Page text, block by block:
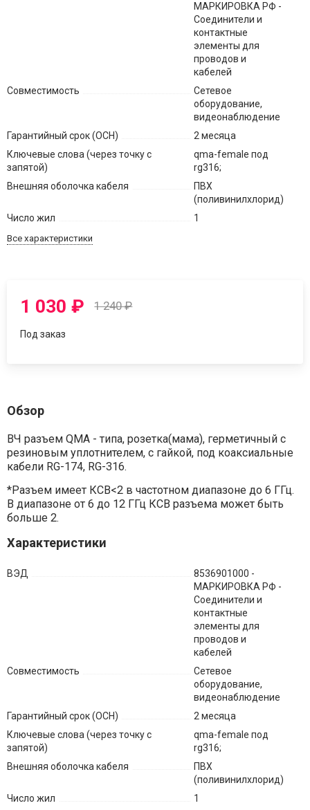
МАРКИРОВКА РФ -
Соединители и
контактные
элементы для
проводов и
кабелей
Совместимость
Сетевое
оборудование,
видеонаблюдение
Гарантийный срок (ОСН)
2 месяца
Ключевые слова (через точку с
запятой)
qma-female под
rg316;
Внешняя оболочка кабеля
ПВХ
(поливинилхлорид)
Число жил
1
Все характеристики
1 030₽ 1 240₽
Под заказ
Обзор
ВЧ разъем QMA - типа, розетка(мама), герметичный с
резиновым уплотнителем, с гайкой, под коаксиальные
кабели RG-174, RG-316.
*Разъем имеет КСВ<2 в частотном диапазоне до 6 ГГц.
В диапазоне от 6 до 12 ГГц КСВ разъема может быть
больше 2.
Характеристики
ВЭД
8536901000 -
МАРКИРОВКА РФ -
Соединители и
контактные
элементы для
проводов и
кабелей
Совместимость
Сетевое
оборудование,
видеонаблюдение
Гарантийный срок (ОСН)
2 месяца
Ключевые слова (через точку с
запятой)
qma-female под
rg316;
Внешняя оболочка кабеля
ПВХ
(поливинилхлорид)
Число жил
1